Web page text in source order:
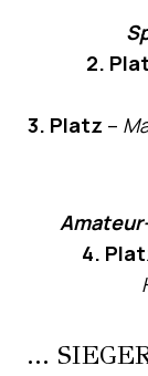
2.
3. Platz –
4.
…